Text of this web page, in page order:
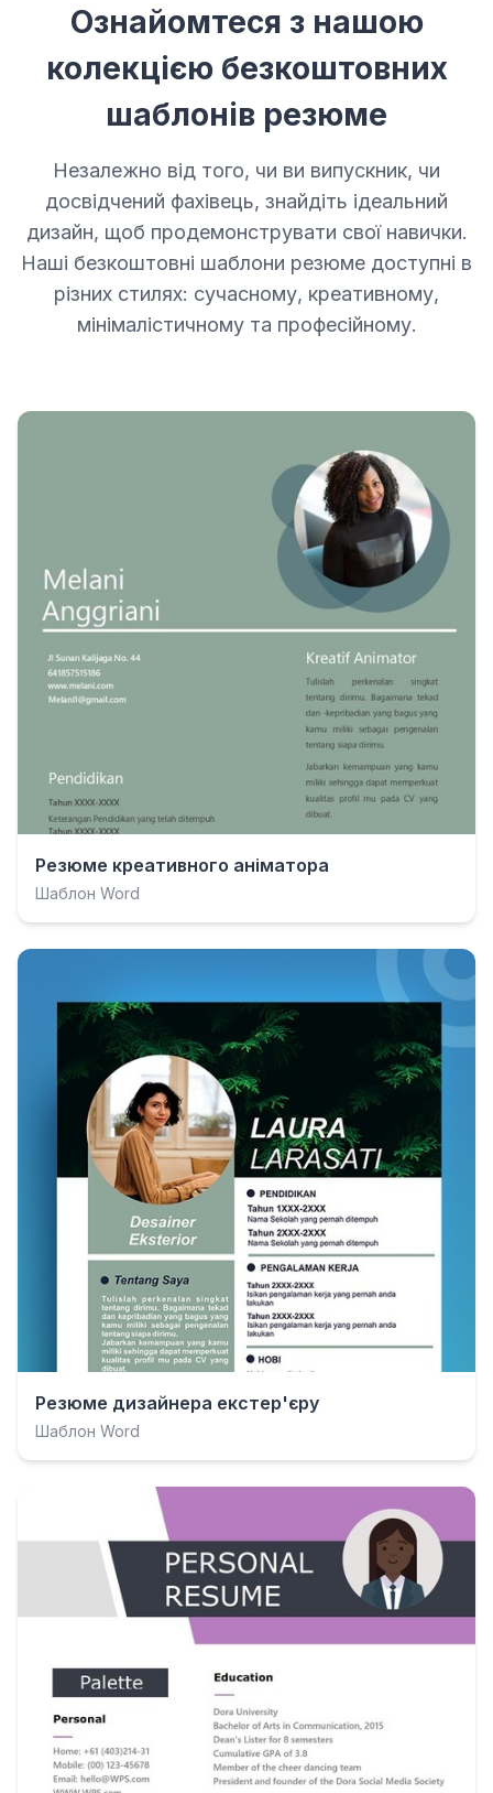
Ознайомтеся з нашою
колекцією безкоштовних
шаблонів резюме
Незалежно від того, чи ви випускник, чи
досвідчений фахівець, знайдіть ідеальний
дизайн, щоб продемонструвати свої навички.
Наші безкоштовні шаблони резюме доступні в
різних стилях: сучасному, креативному,
мінімалістичному та професійному.
Резюме креативного аніматора
Шаблон Word
Резюме дизайнера екстер'єру
Шаблон Word